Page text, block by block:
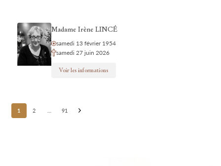
Madame Irène LINCÉ
samedi 13 février 1954
samedi 27 juin 2026
Voir les informations
Posts
pagination
1 2 91